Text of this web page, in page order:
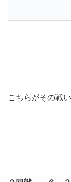
こちらがその戦